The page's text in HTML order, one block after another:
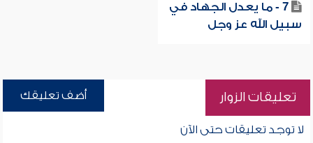
7 - ما يعدل الجهاد في
سبيل الله عز وجل
تعليقات الزوار أضف تعليقك
لا توجد تعليقات حتى الآن